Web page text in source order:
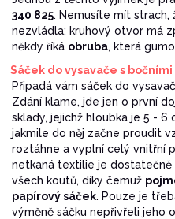
340 825. Nemusíte mít
nezvládla; kruhový otvor má
někdy říká obruba, která
Sáček do vysavače s
Připadá vám sáček do
Zdání klame, jde jen o první
sklady, jejichž hloubka je 5 - 6
jakmile do něj začne proudit
roztáhne a vyplní celý vnitřní
netkaná textilie je dostatečně
všech koutů, díky čemuž
papírový sáček. Pouze je
výměně sáčku nepřivřeli jeho